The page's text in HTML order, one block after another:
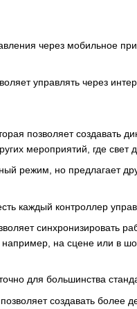
через мобильное
управлять через
позволяет создавать
мероприятий, где свет
режим, но предлагает
каждый контроллер
синхронизировать
на сцене или в
для большинства
создавать